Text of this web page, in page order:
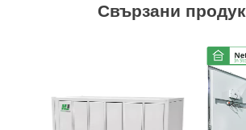
Свързани